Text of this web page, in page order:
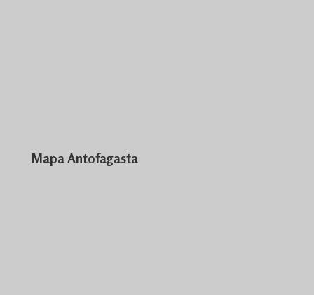
Mapa Antofagasta